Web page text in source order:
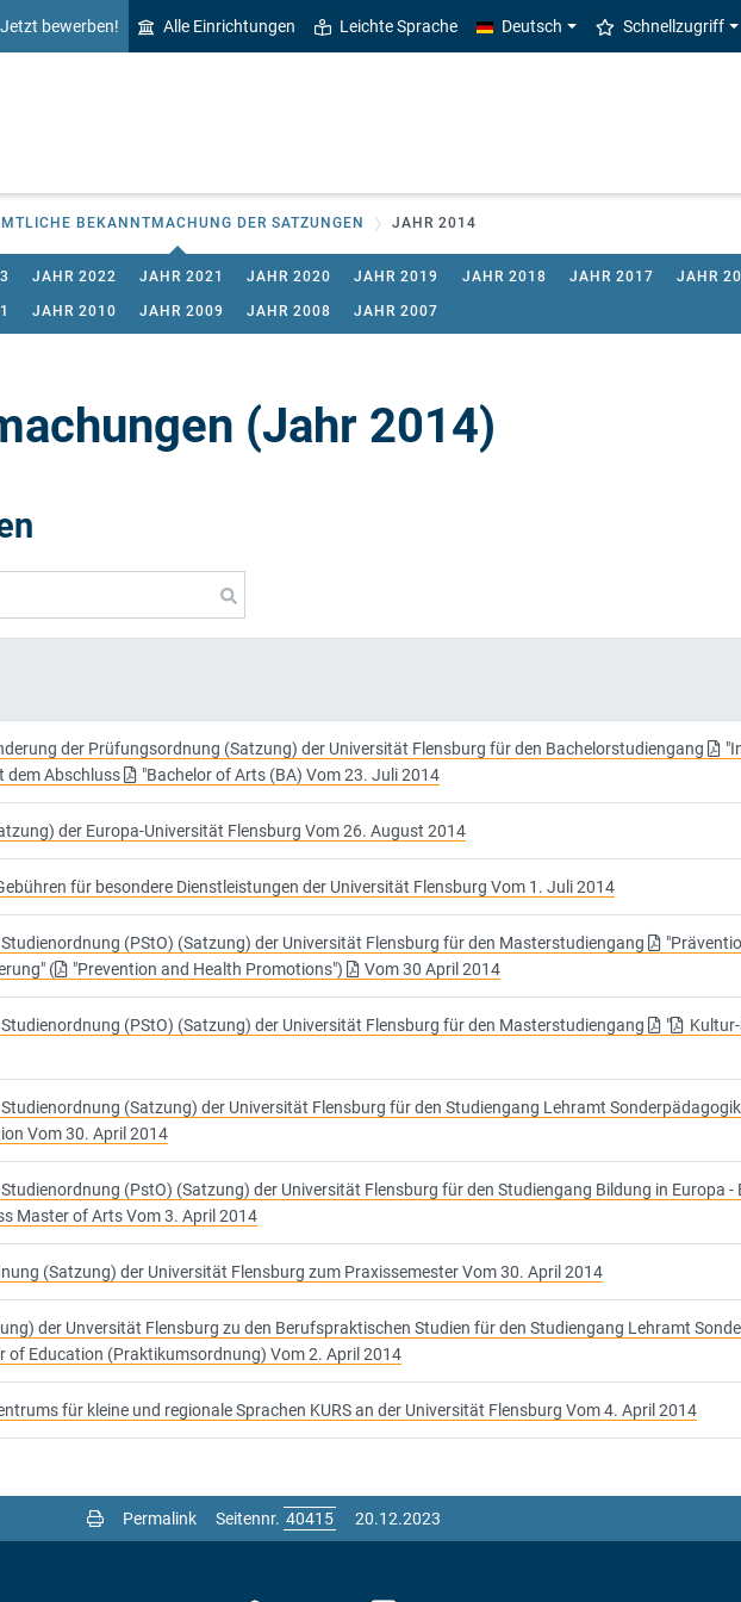
Jetzt bewerben! Alle Einrichtungen Leichte Sprache Deutsch Schnellzugriff
BEKANNTMACHUNG DER SATZUNGEN JAHR 2014
JAHR 2022 JAHR 2021 JAHR 2020 JAHR 2019 JAHR 2018 JAHR 2017 JAHR
JAHR 2010 JAHR 2009 JAHR 2008 JAHR 2007
(Jahr 2014)
der Prüfungsordnung (Satzung) der Universität Flensburg für den Bachelorstudiengang
dem Abschluss
"Bachelor of Arts (BA) Vom 23. Juli 2014
der Europa-Universität Flensburg Vom 26. August 2014
für besondere Dienstleistungen der Universität Flensburg Vom 1. Juli 2014
(PStO) (Satzung) der Universität Flensburg für den Masterstudiengang
(
"Prevention and Health Promotions") Vom 30 April 2014
(PStO) (Satzung) der Universität Flensburg für den Masterstudiengang "
(Satzung) der Universität Flensburg für den Studiengang Lehramt
Vom 30. April 2014
(PstO) (Satzung) der Universität Flensburg für den Studiengang Bildung in Europa -
Master of Arts Vom 3. April 2014
(Satzung) der Universität Flensburg zum Praxissemester Vom 30. April 2014
der Unversität Flensburg zu den Berufspraktischen Studien für den Studiengang Lehramt
of Education (Praktikumsordnung) Vom 2. April 2014
für kleine und regionale Sprachen KURS an der Universität Flensburg Vom 4. April 2014
Permalink Seitennr. 20.12.2023